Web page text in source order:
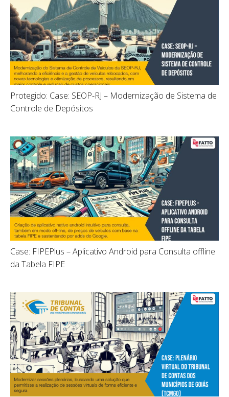
Protegido: Case: SEOP-RJ – Modernização de Sistema de
Controle de Depósitos
Case: FIPEPlus – Aplicativo Android para Consulta offline
da Tabela FIPE